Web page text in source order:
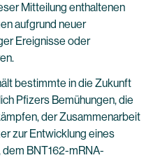
Mitteilung enthaltenen
aufgrund neuer
Ereignisse oder
bestimmte in die Zukunft
Pfizers Bemühungen, die
der Zusammenarbeit
zur Entwicklung eines
BNT162-mRNA-